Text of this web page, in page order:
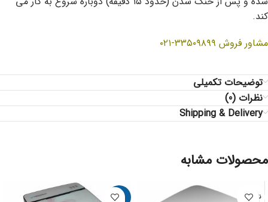
کند.
مشاور فروش ۳۳۵۰۹۸۹۹-۰۲۱
توضیحات تکمیلی
نظرات (0)
Shipping & Delivery
محصولات مشابه
ناموجود -8%